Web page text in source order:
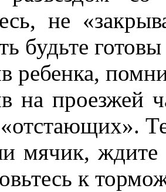
не
будьте
ребенка,
на проезжей
мячик, ждите
к